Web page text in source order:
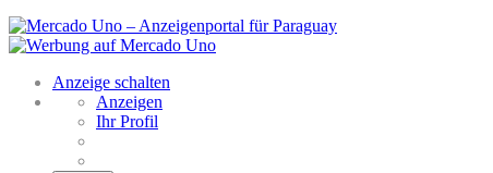
Anzeige schalten
Anzeigen
Ihr Profil